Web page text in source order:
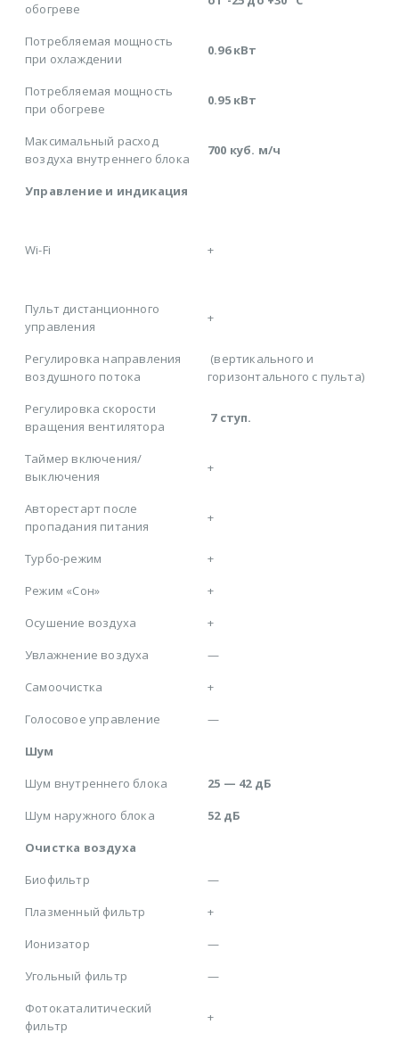
обогреве
Потребляемая мощность
при охлаждении
0.96 кВт
Потребляемая мощность
при обогреве
0.95 кВт
Максимальный расход
воздуха внутреннего блока
700 куб. м/ч
Управление и индикация
Wi-Fi +
Пульт дистанционного
управления
+
Регулировка направления
воздушного потока
(вертикального и
горизонтального с пульта)
Регулировка скорости
вращения вентилятора
7 ступ.
Таймер включения/
выключения
+
Авторестарт после
пропадания питания
+
Турбо-режим
+
Режим «Сон»
+
Осушение воздуха
+
Увлажнение воздуха
—
Самоочистка
+
Голосовое управление
—
Шум
Шум внутреннего блока
25 — 42 дБ
Шум наружного блока
52 дБ
Очистка воздуха
Биофильтр
—
Плазменный фильтр
+
Ионизатор
—
Угольный фильтр
—
Фотокаталитический
фильтр
+